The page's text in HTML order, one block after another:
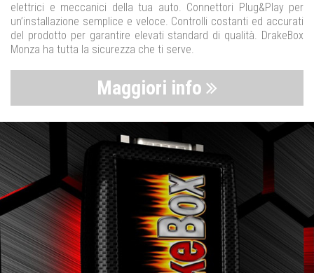
elettrici e meccanici della tua auto. Connettori Plug&Play per
un’installazione semplice e veloce. Controlli costanti ed accurati
del prodotto per garantire elevati standard di qualità. DrakeBox
Monza ha tutta la sicurezza che ti serve.
Maggiori info